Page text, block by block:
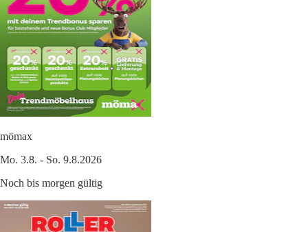
mömax
Mo. 3.8. - So. 9.8.2026
Noch bis morgen gültig